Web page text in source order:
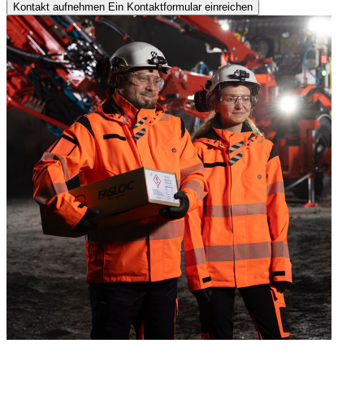
Kontakt aufnehmen Ein Kontaktformular einreichen